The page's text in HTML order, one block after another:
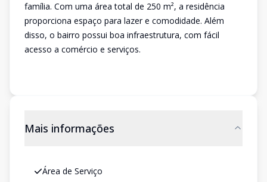
família. Com uma área total de 250 m², a residência
proporciona espaço para lazer e comodidade. Além
disso, o bairro possui boa infraestrutura, com fácil
acesso a comércio e serviços.
Mais informações
Área de Serviço